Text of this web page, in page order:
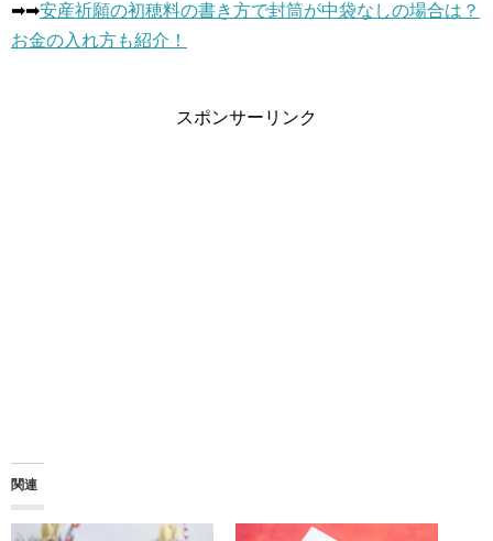
➡︎➡︎安産祈願の初穂料の書き方で封筒が中袋なしの場合は？
お金の入れ方も紹介！
スポンサーリンク
関連